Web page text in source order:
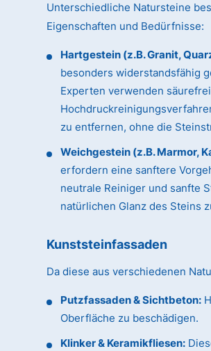
Unterschiedliche Natursteine
Eigenschaften und Bedürfnisse:
Hartgestein (z.B. Granit,
besonders widerstandsfähig
Experten verwenden
zu entfernen, ohne die
Weichgestein (z.B. Marmor,
erfordern eine sanftere
neutrale Reiniger und sanfte
natürlichen Glanz des Steins
Kunststeinfassaden
Da diese aus verschiedenen
Putzfassaden & Sichtbeton:
Oberfläche zu beschädigen.
Klinker & Keramikfliesen: